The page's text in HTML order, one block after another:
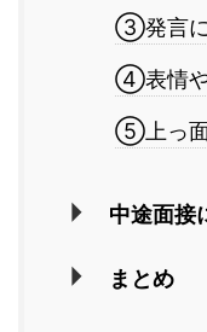
③発言に
④表情や
⑤上っ面
中途面接
まとめ